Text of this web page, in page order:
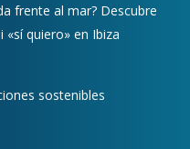
frente al mar? Descubre
quiero» en Ibiza
sostenibles